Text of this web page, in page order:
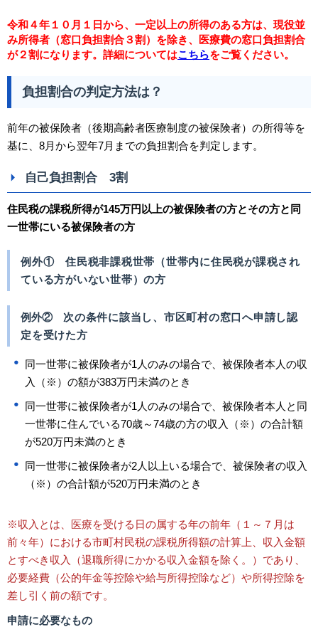
令和４年１０月１日から、一定以上の所得のある方は、現役並
み所得者（窓口負担割合３割）を除き、医療費の窓口負担割合
が２割になります。詳細についてはこちらをご覧ください。
負担割合の判定方法は？
前年の被保険者（後期高齢者医療制度の被保険者）の所得等を
基に、8月から翌年7月までの負担割合を判定します。
自己負担割合 3割
住民税の課税所得が145万円以上の被保険者の方とその方と同
一世帯にいる被保険者の方
例外①住民税非課税世帯（世帯内に住民税が課税され
ている方がいない世帯）の方
例外② 次の条件に該当し、市区町村の窓口へ申請し認
定を受けた方
同一世帯に被保険者が1人のみの場合で、被保険者本人の収
入（※）の額が383万円未満のとき
同一世帯に被保険者が1人のみの場合で、被保険者本人と同
一世帯に住んでいる70歳～74歳の方の収入（※）の合計額
が520万円未満のとき
同一世帯に被保険者が2人以上いる場合で、被保険者の収入
（※）の合計額が520万円未満のとき
※収入とは、医療を受ける日の属する年の前年（１～７月は
前々年）における市町村民税の課税所得額の計算上、収入金額
とすべき収入（退職所得にかかる収入金額を除く。）であり、
必要経費（公的年金等控除や給与所得控除など）や所得控除を
差し引く前の額です。
申請に必要なもの